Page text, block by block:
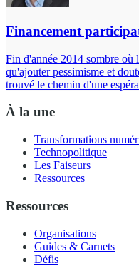
Financement
Fin d'année 2014 sombre où
qu'ajouter pessimisme et
trouvé le chemin d'une
À la une
Transformations
Technopolitique
Les Faiseurs
Ressources
Ressources
Organisations
Guides & Carnets
Défis